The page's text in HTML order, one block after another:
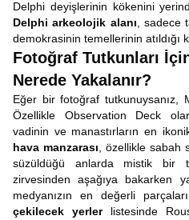
Delphi deyişlerinin kökenini
Delphi arkeolojik alanı , sadece
demokrasinin temellerinin atıldığı
Fotoğraf Tutkunları
Nerede Yakalanır?
Eğer bir fotoğraf tutkunuysanız,
Özellikle Observation Deck
vadinin ve manastırların en
hava manzarası , özellikle sabah
süzüldüğü anlarda mistik bir
zirvesinden aşağıya bakarken
medyanızın en değerli
çekilecek yerlerlistesinde